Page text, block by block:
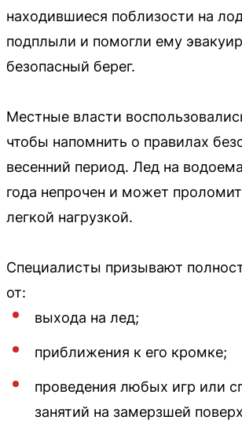
находившиеся поблизости на
подплыли и помогли ему
безопасный берег.
Местные власти
чтобы напомнить о правилах
весенний период. Лед на
года непрочен и может
легкой нагрузкой.
Специалисты призывают
от:
выхода на лед;
приближения к его кромке;
проведения любых игр или
занятий на замерзшей